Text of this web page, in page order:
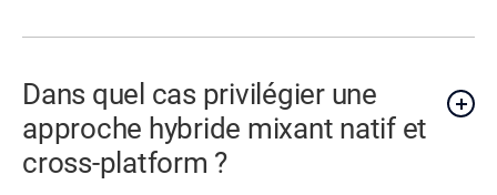
Dans quel cas privilégier une
approche hybride mixant natif et
cross-platform ?